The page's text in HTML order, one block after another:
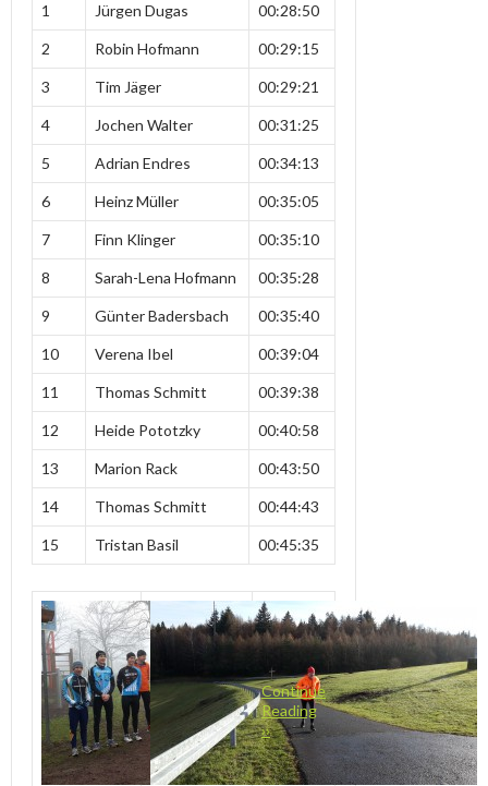
1 Jürgen Dugas 00:28:50
2 Robin Hofmann 00:29:15
3 Tim Jäger 00:29:21
4 Jochen Walter 00:31:25
5 Adrian Endres 00:34:13
6 Heinz Müller 00:35:05
7 Finn Klinger 00:35:10
8 Sarah-Lena Hofmann 00:35:28
9 Günter Badersbach 00:35:40
10 Verena Ibel 00:39:04
11 Thomas Schmitt 00:39:38
12 Heide Pototzky 00:40:58
13 Marion Rack 00:43:50
14 Thomas Schmitt 00:44:43
15 Tristan Basil 00:45:35
Continue
Reading
››